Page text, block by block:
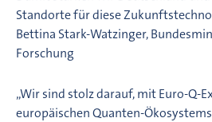
Standorte für diese
Bettina Stark-Watzinger,
Forschung
„Wir sind stolz darauf, mit Euro-Q-
europäischen Quanten-